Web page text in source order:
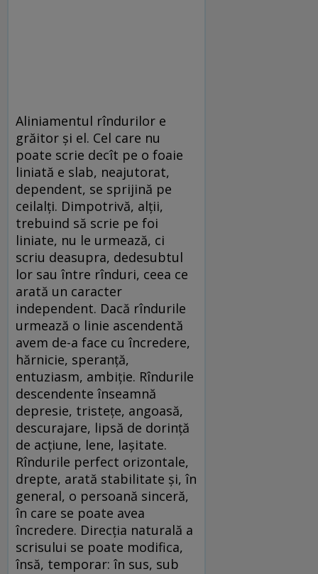
Aliniamentul rîndurilor e
grăitor și el. Cel care nu
poate scrie decît pe o foaie
liniată e slab, neajutorat,
dependent, se sprijină pe
ceilalți. Dimpotrivă, alții,
trebuind să scrie pe foi
liniate, nu le urmează, ci
scriu deasupra, dedesubtul
lor sau între rînduri, ceea ce
arată un caracter
independent. Dacă rîndurile
urmează o linie ascendentă
avem de-a face cu încredere,
hărnicie, speranță,
entuziasm, ambiție. Rîndurile
descendente înseamnă
depresie, tristețe, angoasă,
descurajare, lipsă de dorință
de acțiune, lene, lașitate.
Rîndurile perfect orizontale,
drepte, arată stabilitate și, în
general, o persoană sinceră,
în care se poate avea
încredere. Direcția naturală a
scrisului se poate modifica,
însă, temporar: în sus, sub